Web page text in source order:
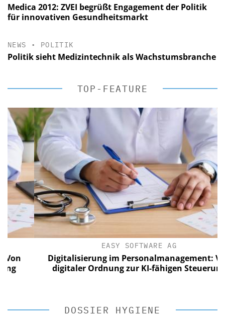
Medica 2012: ZVEI begrüßt Engagement der Politik
für innovativen Gesundheitsmarkt
NEWS • POLITIK
Politik sieht Medizintechnik als Wachstumsbranche
TOP-FEATURE
EASY SOFTWARE AG
Digitalisierung im Personalmanagement: Von
digitaler Ordnung zur KI-fähigen Steuerung
DOSSIER HYGIENE